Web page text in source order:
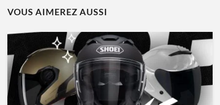
VOUS AIMEREZ AUSSI